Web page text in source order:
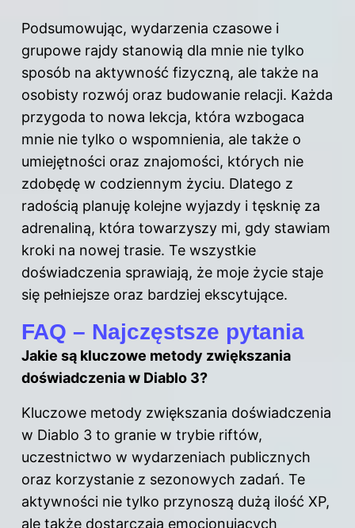
Podsumowując, wydarzenia czasowe i
grupowe rajdy stanowią dla mnie nie tylko
sposób na aktywność fizyczną, ale także na
osobisty rozwój oraz budowanie relacji. Każda
przygoda to nowa lekcja, która wzbogaca
mnie nie tylko o wspomnienia, ale także o
umiejętności oraz znajomości, których nie
zdobędę w codziennym życiu. Dlatego z
radością planuję kolejne wyjazdy i tęsknię za
adrenaliną, która towarzyszy mi, gdy stawiam
kroki na nowej trasie. Te wszystkie
doświadczenia sprawiają, że moje życie staje
się pełniejsze oraz bardziej ekscytujące.
FAQ – Najczęstsze pytania
Jakie są kluczowe metody zwiększania
doświadczenia w Diablo 3?
Kluczowe metody zwiększania doświadczenia
w Diablo 3 to granie w trybie riftów,
uczestnictwo w wydarzeniach publicznych
oraz korzystanie z sezonowych zadań. Te
aktywności nie tylko przynoszą dużą ilość XP,
ale także dostarczają emocjonujących